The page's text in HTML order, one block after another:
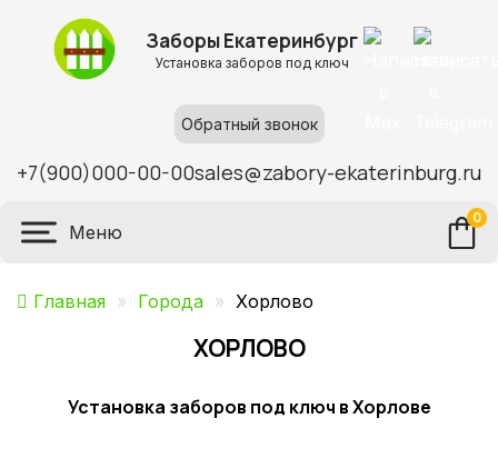
Заборы Екатеринбург
Установка заборов под ключ
Обратный звонок
+7(900)000-00-00sales@zabory-ekaterinburg.ru
Меню
0
Главная » Города » Хорлово
ХОРЛОВО
Установка заборов под ключ в Хорлове